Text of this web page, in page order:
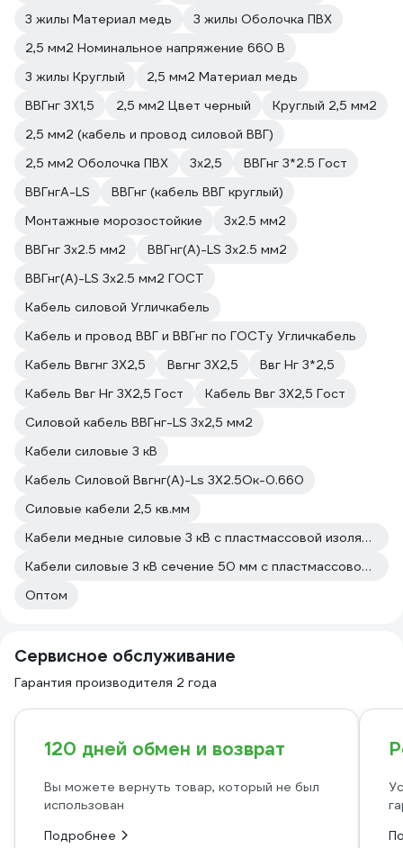
3 жилы Материал медь
3 жилы Оболочка ПВХ
2,5 мм2 Номинальное напряжение 660 В
3 жилы Круглый
2,5 мм2 Материал медь
ВВГнг 3Х1,5
2,5 мм2 Цвет черный
Круглый 2,5 мм2
2,5 мм2 (кабель и провод силовой ВВГ)
2,5 мм2 Оболочка ПВХ
3х2,5
ВВГнг 3*2.5 Гост
ВВГнгА-LS
ВВГнг (кабель ВВГ круглый)
Монтажные морозостойкие
3х2.5 мм2
ВВГнг 3х2.5 мм2
ВВГнг(А)-LS 3х2.5 мм2
ВВГнг(А)-LS 3х2.5 мм2 ГОСТ
Кабель силовой Угличкабель
Кабель и провод ВВГ и ВВГнг по ГОСТу Угличкабель
Кабель Ввгнг 3Х2,5
Ввгнг 3Х2,5
Ввг Нг 3*2,5
Кабель Ввг Нг 3Х2,5 Гост
Кабель Ввг 3Х2,5 Гост
Силовой кабель ВВГнг-LS 3х2,5 мм2
Кабели силовые 3 кВ
Кабель Силовой Ввгнг(А)-Ls 3Х2.5Ок-0.660
Силовые кабели 2,5 кв.мм
Кабели медные силовые 3 кВ с пластмассовой изоляцией
Кабели силовые 3 кВ сечение 50 мм с пластмассовой изоляцией
Оптом
Сервисное обслуживание
Гарантия производителя 2 года
120 дней обмен и возврат
Вы можете вернуть товар, который не был
использован
Подробнее